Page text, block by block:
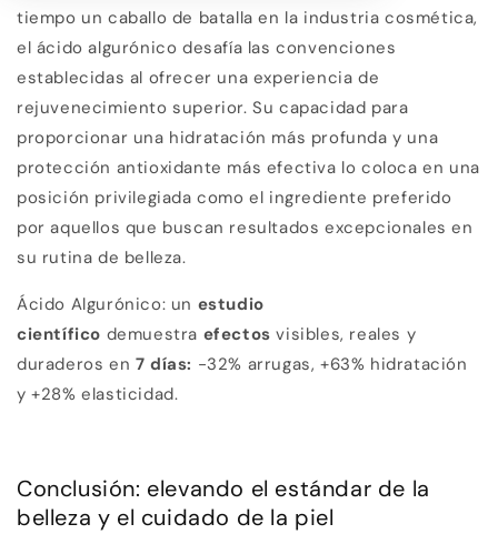
tiempo un caballo de batalla en la industria cosmética,
el ácido algurónico desafía las convenciones
establecidas al ofrecer una experiencia de
rejuvenecimiento superior. Su capacidad para
proporcionar una hidratación más profunda y una
protección antioxidante más efectiva lo coloca en una
posición privilegiada como el ingrediente preferido
por aquellos que buscan resultados excepcionales en
su rutina de belleza.
Ácido Algurónico: un estudio
científico demuestra efectos visibles, reales y
duraderos en 7 días: -32% arrugas, +63% hidratación
y +28% elasticidad.
Conclusión: elevando el estándar de la
belleza y el cuidado de la piel